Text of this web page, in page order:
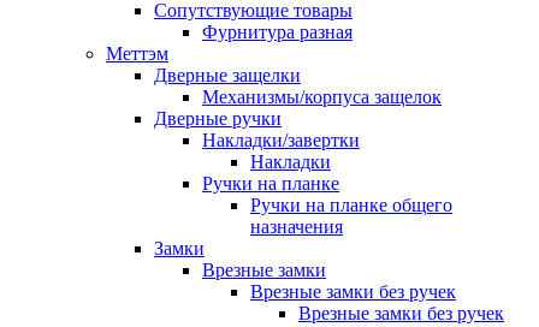
Сопутствующие товары
Фурнитура разная
Меттэм
Дверные защелки
Механизмы/корпуса защелок
Дверные ручки
Накладки/завертки
Накладки
Ручки на планке
Ручки на планке общего
назначения
Замки
Врезные замки
Врезные замки без ручек
Врезные замки без ручек